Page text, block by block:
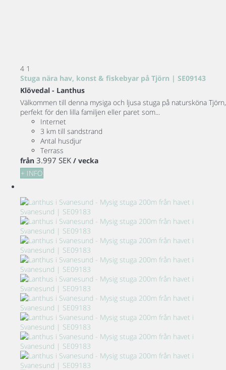
4 1
Stuga nära hav, konst & fiskebyar på Tjörn | SE09143
Klövedal - Lanthus
Välkommen till denna mysiga och ljusa stuga på natursköna Tjörn,
perfekt för den lilla familjen eller paret som...
Internet
3 km till sandstrand
Antal husdjur
Terrass
från 3.997 SEK / vecka
+ INFO